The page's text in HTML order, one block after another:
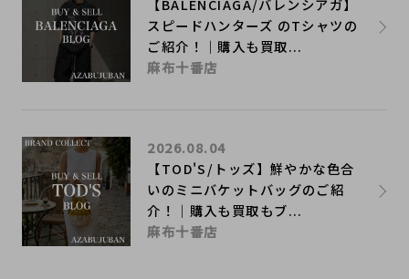
【BALENCIAGA/バレンシアガ】
スピードハンターズ のTシャツの
ご紹介！｜購入も買取...
麻布十番店
【TOD'S/トッズ】鮮やかな色合
いのミニバケットバッグのご紹
介！｜購入も買取もブ...
2026.08.04
麻布十番店